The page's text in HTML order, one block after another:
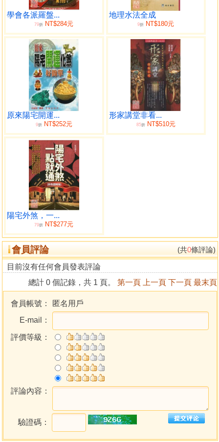
人，當然自找厄運越化解越不好原因就是用錯五行才會這
樣，要知道煞氣在那裡五行屬什麼五行，不可錯誤錯誤就變
成敵人，所以一定要用羅盤詳細看屋角，壁刀，在那個方位
屬什麼五行，不可錯誤如有不知道的地方，這本陽宅高樓公
寓化煞何知篇全書，就是用最簡單的方法就能將煞氣變成助
我的能量，一看就懂的鎮家之寶典。
大家為何對易經，陽宅，姓名學，密碼奧妙，八字命
理，紫微斗數，星相學，大都的五術學術為何都學不會，簡
單的說就是古書文言文太深奧看不懂，而現在的書越說越
深，不解釋還好越解釋越亂越講越多越不懂，這些的難題，
何俊德何老師易經陽宅研究中心，有鑑於此原因，用心精擇
以七句巧妙精選的文字，採用白話講解將這些古聖賢所留傳
的五術玄學巧妙化，讓初學者都能看得懂的方法，將這些古
聖賢所留傳下來的五術玄學廣傳，讓同好易看易懂易了解，
像看籤詩的方法一樣簡單，只要認識字就看得懂，讓有興趣
的同好有心得，有心得才會產生興趣，現在這本《陽宅高樓
公寓化煞何知篇全書》已整理好了，不管是初學者，還是有
看過的同好，只要一打開書本就能看得懂，如陽宅的內六事
擺設，各命宮，各宮好壞星曜，屋角壁刀到那個宮，化解變
化的精髓所在，一看就清楚各宮的好壞，一看就懂，簡單又
明瞭不怕學不會的《陽宅高樓公寓化煞何知篇全書》，要知
道《陽宅高樓公寓化煞何知篇全書》真正奧妙的精華，要趕
快加入何俊德何老師易經研究中心的行列0928747027，何俊
德感恩感恩再感恩。
何老師講解陽宅有壁刀天斬煞角沖各種凶煞要如何化解
天元道學堂
何老師何俊德服務中心──服務項目
何老師處理祖先牌位、科儀相片
何老師開廟門科儀現場的相片
定男女命宮口訣
男命看命宮屬於東四局還是西四局
女命看命宮屬於東四局還是西四局
學會各派羅盤...
79折 NT$284元
地理水法全成
9折 NT$180元
原來陽宅開運...
9折NT$252元
形家講堂非看...
85折NT$510元
陽宅外煞，一...
79折 NT$277元
會員評論 (共0條評論)
目前沒有任何會員發表評論
總計 0 個記錄，共 1 頁。 第一頁 上一頁 下一頁 最末頁
會員帳號：
匿名用戶
E-mail：
評價等級：
評論內容：
驗證碼：